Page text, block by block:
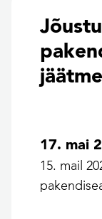
17. mai
15. mail